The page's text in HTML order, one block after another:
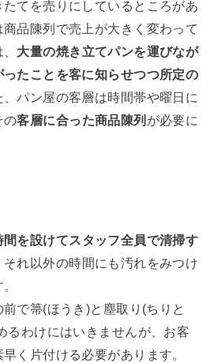
てを売りにしているところがあ
品陳列で売上が大きく変わって
大量の焼き立てパンを運びなが
たことを客に知らせつつ所定の
、パン屋の客層は時間帯や曜日に
の客層に合った商品陳列 が必要に
間を設けてスタッフ全員で清掃す
れ以外の時間にも汚れをみつけ
で箒(ほうき)と塵取り(ちりと
るわけにはいきませんが、お客
く片付ける必要があります。